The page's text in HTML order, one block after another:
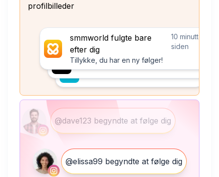
profilbilleder
smmworld fulgte bare
efter dig
Tillykke, du har en ny følger!
10 minutter
siden
@dave123 begyndte at følge dig
@elissa99 begyndte at følge dig